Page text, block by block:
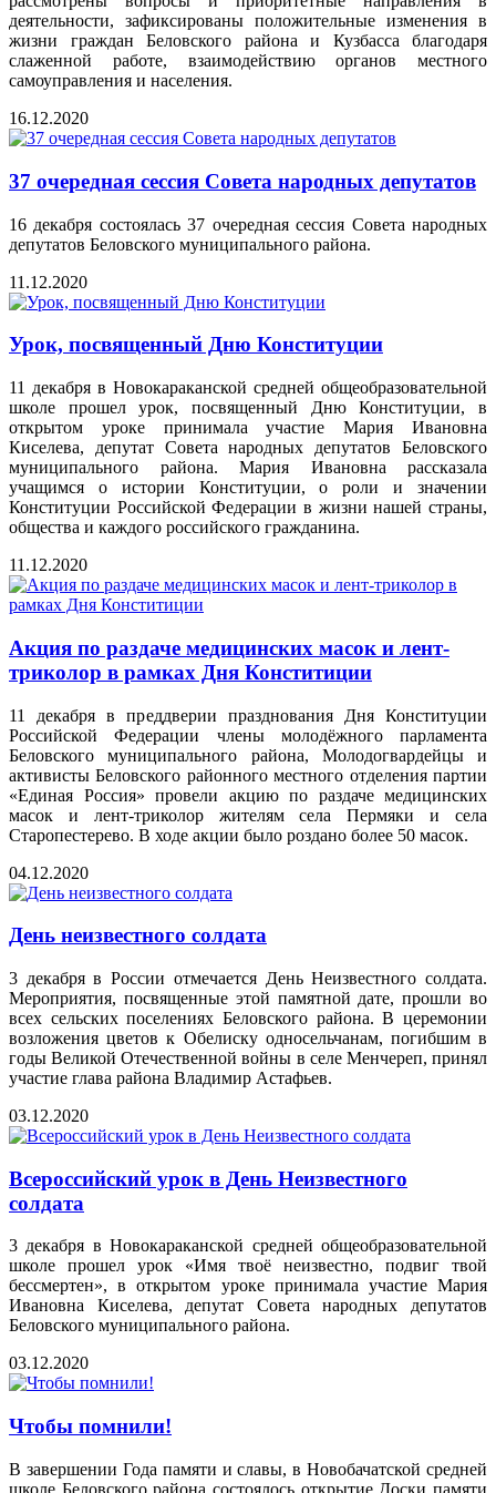
деятельности, зафиксированы положительные изменения в
жизни граждан Беловского района и Кузбасса благодаря
слаженной работе, взаимодействию органов местного
самоуправления и населения.
16.12.2020
37 очередная сессия Совета народных депутатов
16 декабря состоялась 37 очередная сессия Совета народных
депутатов Беловского муниципального района.
11.12.2020
Урок, посвященный Дню Конституции
11 декабря в Новокараканской средней общеобразовательной
школе прошел урок, посвященный Дню Конституции, в
открытом уроке принимала участие Мария Ивановна
Киселева, депутат Совета народных депутатов Беловского
муниципального района. Мария Ивановна рассказала
учащимся о истории Конституции, о роли и значении
Конституции Российской Федерации в жизни нашей страны,
общества и каждого российского гражданина.
11.12.2020
Акция по раздаче медицинских масок и лент-
триколор в рамках Дня Конститиции
11 декабря в преддверии празднования Дня Конституции
Российской Федерации члены молодёжного парламента
Беловского муниципального района, Молодогвардейцы и
активисты Беловского районного местного отделения партии
«Единая Россия» провели акцию по раздаче медицинских
масок и лент-триколор жителям села Пермяки и села
Старопестерево. В ходе акции было роздано более 50 масок.
04.12.2020
День неизвестного солдата
3 декабря в России отмечается День Неизвестного солдата.
Мероприятия, посвященные этой памятной дате, прошли во
всех сельских поселениях Беловского района. В церемонии
возложения цветов к Обелиску односельчанам, погибшим в
годы Великой Отечественной войны в селе Менчереп, принял
участие глава района Владимир Астафьев.
03.12.2020
Всероссийский урок в День Неизвестного
солдата
3 декабря в Новокараканской средней общеобразовательной
школе прошел урок «Имя твоё неизвестно, подвиг твой
бессмертен», в открытом уроке принимала участие Мария
Ивановна Киселева, депутат Совета народных депутатов
Беловского муниципального района.
03.12.2020
Чтобы помнили!
В завершении Года памяти и славы, в Новобачатской средней
школе Беловского района состоялось открытие Доски памяти